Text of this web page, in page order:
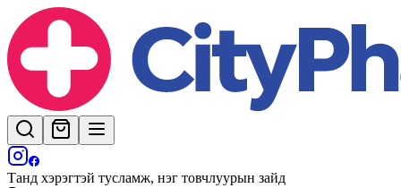
Танд хэрэгтэй тусламж, нэг товчлуурын зайд